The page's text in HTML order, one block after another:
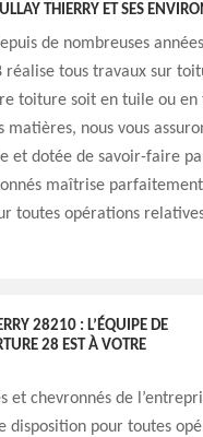
THIERRY ET SES
de nombreuses
tous travaux sur
toiture soit en tuile ou en
nous vous
et dotée de savoir-faire
maîtrise
toutes opérations
28210 : L’ÉQUIPE DE
28 EST À VOTRE
et chevronnés de
disposition pour toutes